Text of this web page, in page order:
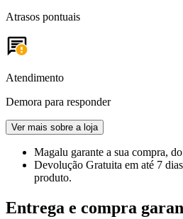
Atrasos pontuais
Atendimento
Demora para responder
Ver mais sobre a loja
Magalu garante a sua compra,
Devolução Gratuita em até 7
produto.
Entrega e compra